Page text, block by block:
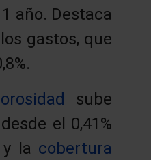
año. Destaca
gastos, que
sube
desde el 0,41%
la cobertura